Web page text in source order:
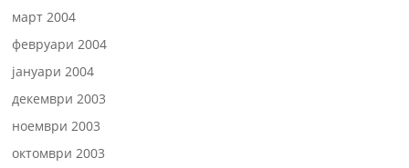
март 2004
февруари 2004
јануари 2004
декември 2003
ноември 2003
октомври 2003